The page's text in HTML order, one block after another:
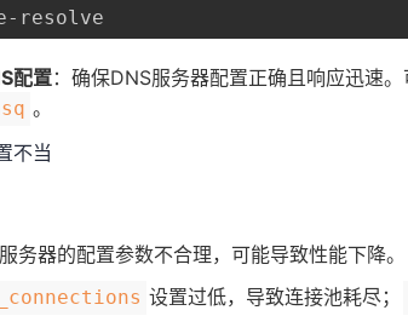
resolve
配置：确保DNS服务器配置正确且响应迅速
​。
不当
务器的配置参数不合理，可能导致性能下降。
​​设置过低，导致连接池耗尽；​